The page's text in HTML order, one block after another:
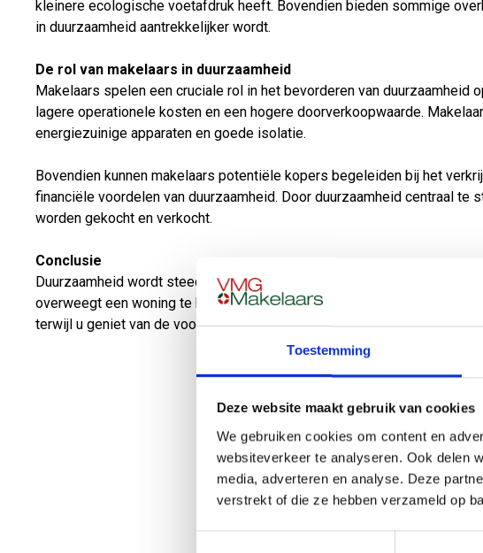
Toestemming
Deze website maakt gebruik van cookies
We gebruiken cookies om content en
websiteverkeer te analyseren. Ook delen
media, adverteren en analyse. Deze
verstrekt of die ze hebben verzameld op
kleinere ecologische voetafdruk heeft. Bovendien bieden sommige
in duurzaamheid aantrekkelijker wordt.
De rol van makelaars in duurzaamheid
Makelaars spelen een cruciale rol in het bevorderen van duurzaamheid
lagere operationele kosten en een hogere doorverkoopwaarde.
energiezuinige apparaten en goede isolatie.
Bovendien kunnen makelaars potentiële kopers begeleiden bij het
financiële voordelen van duurzaamheid. Door duurzaamheid centraal
worden gekocht en verkocht.
Conclusie
Duurzaamheid wordt steeds belangrijker op de woningmarkt, en
overweegt een woning te kopen of te verkopen, is het verstandig om
terwijl u geniet van de voordelen van duurzaam wonen. Samen kunnen